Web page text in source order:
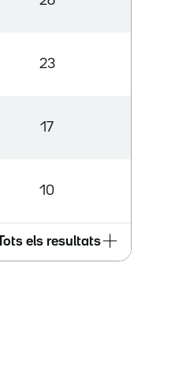
23
17
10
Tots els resultats